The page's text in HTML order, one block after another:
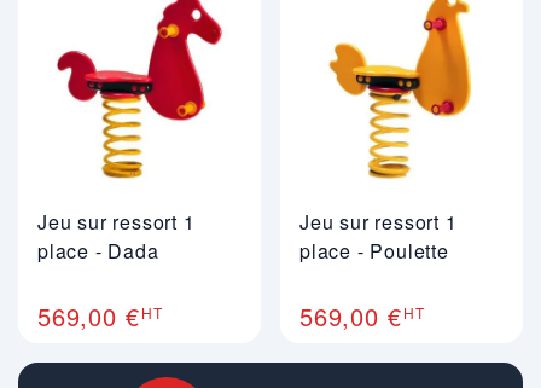
Jeu sur ressort 1
place - Dada
569,00 €HT
Jeu sur ressort 1
place - Poulette
569,00 €HT